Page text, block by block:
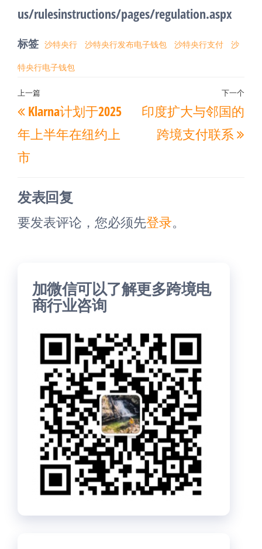
us/rulesinstructions/pages/regulation.aspx
标签 沙特央行 沙特央行发布电子钱包 沙特央行支付 沙
特央行电子钱包
文
章
导
航
上
一
篇
文
章
上一篇
Klarna计划于2025
年上半年在纽约上
市
下
下一个
印度扩大与邻国的
跨境支付联系
发表回复
要发表评论，您必须先登录。
加微信可以了解更多跨境电
商行业咨询